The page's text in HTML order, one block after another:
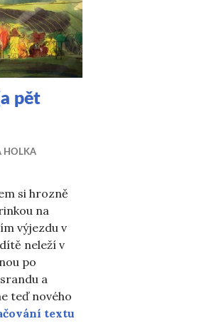
pět
HOLKA
si hrozně
na
výjezdu v
neleží v
po
a
teď nového
textu